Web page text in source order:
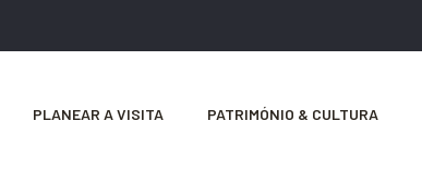
PLANEAR A VISITA PATRIMÓNIO & CULTURA